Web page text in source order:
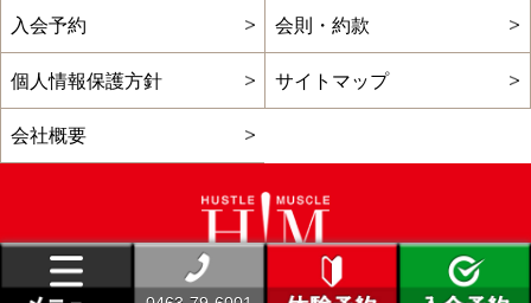
入会予約 会則・約款
個人情報保護方針 サイトマップ
会社概要
Copyright(C) 24時間ジムのエイチエム平塚,